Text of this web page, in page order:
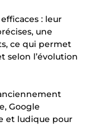
: leur
une
ce qui permet
selon l’évolution
Google
et ludique pour